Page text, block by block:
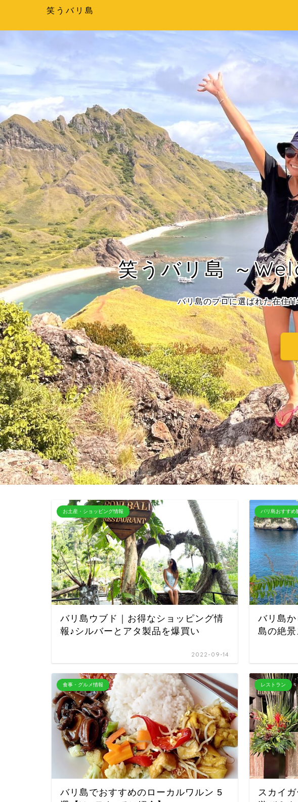
笑うバリ島
笑うバリ島 ～
バリ島のプロに選ばれた在住
お土産・ショッピング情報
バリ島ウブド｜お得なショッピング情
報♪シルバーとアタ製品を爆買い
2022-09-14
バリ島おすすめ
バリ島
島の絶
食事・グルメ情報
バリ島でおすすめのローカルワルン 5
レストラン
スカイ